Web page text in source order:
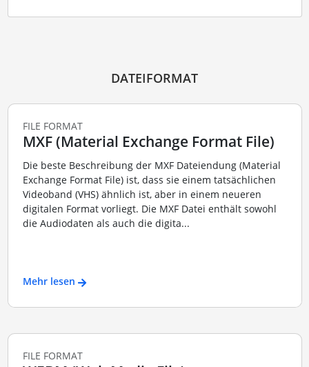
DATEIFORMAT
FILE FORMAT
MXF (Material Exchange Format File)
Die beste Beschreibung der MXF Dateiendung (Material
Exchange Format File) ist, dass sie einem tatsächlichen
Videoband (VHS) ähnlich ist, aber in einem neueren
digitalen Format vorliegt. Die MXF Datei enthält sowohl
die Audiodaten als auch die digita...
Mehr lesen
FILE FORMAT